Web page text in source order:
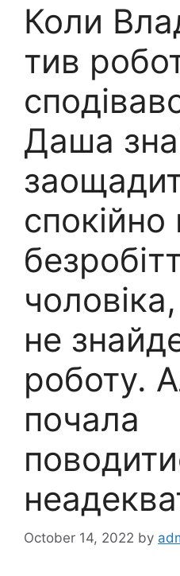
Коли
тив
Даша
не
роботу.
почала
October 14, 2022 by